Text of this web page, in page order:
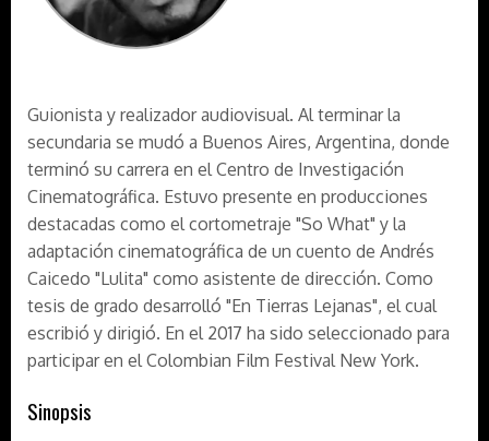
Guionista y realizador audiovisual. Al terminar la
secundaria se mudó a Buenos Aires, Argentina, donde
terminó su carrera en el Centro de Investigación
Cinematográfica. Estuvo presente en producciones
destacadas como el cortometraje "So What" y la
adaptación cinematográfica de un cuento de Andrés
Caicedo "Lulita" como asistente de dirección. Como
tesis de grado desarrolló "En Tierras Lejanas", el cual
escribió y dirigió. En el 2017 ha sido seleccionado para
participar en el Colombian Film Festival New York.
Sinopsis